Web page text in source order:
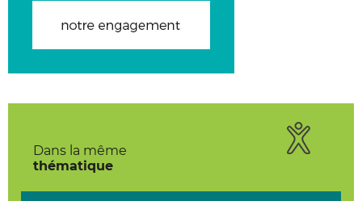
Dans la même
thématique